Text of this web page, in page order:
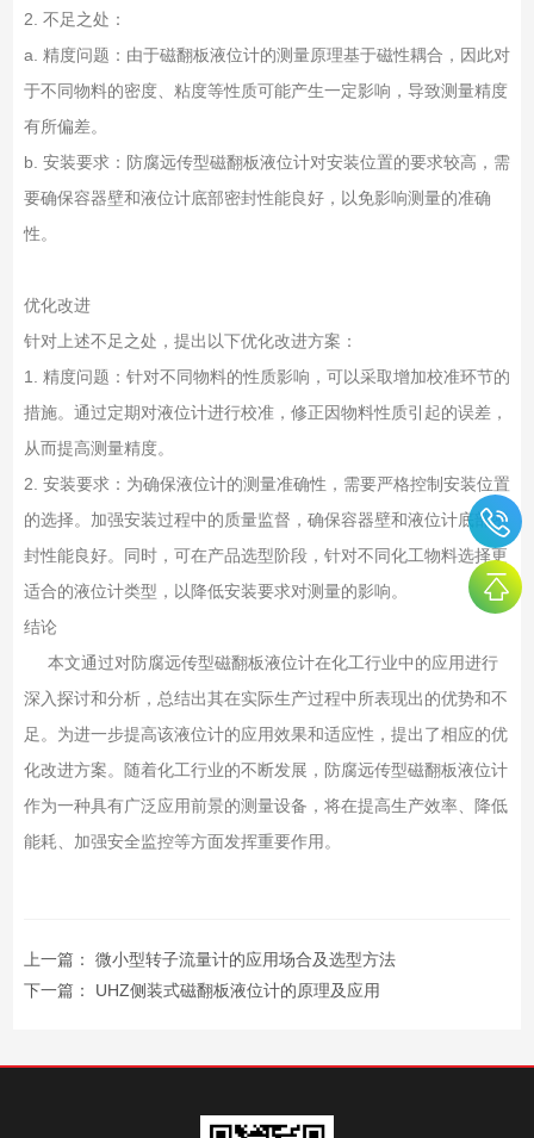
2. 不足之处：
a. 精度问题：由于磁翻板液位计的测量原理基于磁性耦合，因此对
于不同物料的密度、粘度等性质可能产生一定影响，导致测量精度
有所偏差。
b. 安装要求：防腐远传型磁翻板液位计对安装位置的要求较高，需
要确保容器壁和液位计底部密封性能良好，以免影响测量的准确
性。
优化改进
针对上述不足之处，提出以下优化改进方案：
1. 精度问题：针对不同物料的性质影响，可以采取增加校准环节的
措施。通过定期对液位计进行校准，修正因物料性质引起的误差，
从而提高测量精度。
2. 安装要求：为确保液位计的测量准确性，需要严格控制安装位置
的选择。加强安装过程中的质量监督，确保容器壁和液位计底部密
封性能良好。同时，可在产品选型阶段，针对不同化工物料选择更
适合的液位计类型，以降低安装要求对测量的影响。
结论
本文通过对防腐远传型磁翻板液位计在化工行业中的应用进行
深入探讨和分析，总结出其在实际生产过程中所表现出的优势和不
足。为进一步提高该液位计的应用效果和适应性，提出了相应的优
化改进方案。随着化工行业的不断发展，防腐远传型磁翻板液位计
作为一种具有广泛应用前景的测量设备，将在提高生产效率、降低
能耗、加强安全监控等方面发挥重要作用。
上一篇： 微小型转子流量计的应用场合及选型方法
下一篇： ​UHZ侧装式磁翻板液位计的原理及应用